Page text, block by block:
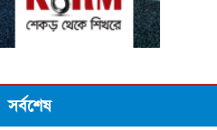
সর্বশেষ